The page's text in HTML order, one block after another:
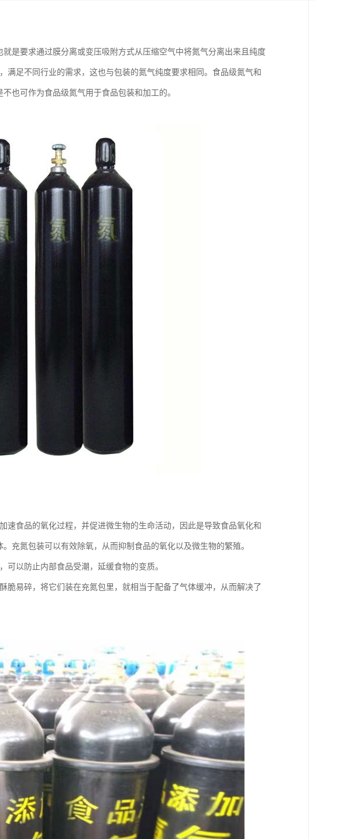
是要求通过膜分离或变压吸附方式从压缩空气中将氮气分离出来且纯度
满足不同行业的需求，这也与包装的氮气纯度要求相同。食品级氮气和
也可作为食品级氮气用于食品包装和加工的。
速食品的氧化过程，并促进微生物的生命活动，因此是导致食品氧化和
充氮包装可以有效除氧，从而抑制食品的氧化以及微生物的繁殖。
可以防止内部食品受潮，延缓食物的变质。
脆易碎，将它们装在充氮包里，就相当于配备了气体缓冲，从而解决了